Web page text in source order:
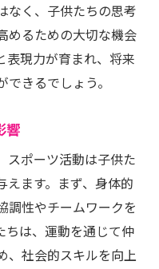
なく、子供たちの思考
めるための大切な機会
表現力が育まれ、将来
きるでしょう。
響
スポーツ活動は子供た
えます。まず、身体的
調性やチームワークを
ちは、運動を通じて仲
、社会的スキルを向上